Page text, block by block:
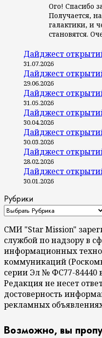
Ого! Спасибо
Получается,
галактики, и
становятся.
Дайджест
31.07.2026
Дайджест
29.06.2026
Дайджест
31.05.2026
Дайджест
30.04.2026
Дайджест
30.03.2026
Дайджест
28.02.2026
Дайджест
30.01.2026
Рубрики
СМИ "Star Mission"
службой по надзору в
информационных
коммуникаций
серии Эл № ФС77-84440
Редакция не несет
достоверность
рекламных
Возможно, вы